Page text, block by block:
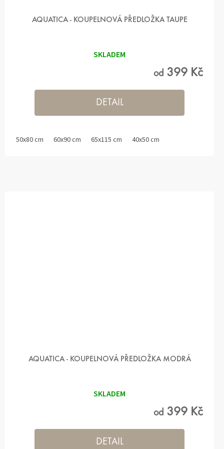
AQUATICA - KOUPELNOVÁ PŘEDLOŽKA TAUPE
SKLADEM
od 399 Kč
DETAIL
50x80 cm 60x90 cm 65x115 cm 40x50 cm
AQUATICA - KOUPELNOVÁ PŘEDLOŽKA MODRÁ
SKLADEM
od 399 Kč
DETAIL